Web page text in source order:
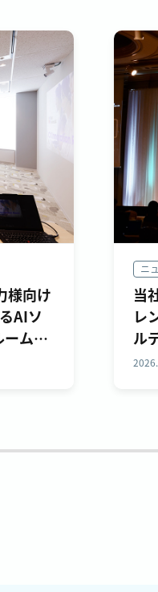
向け
ソ
を
ニュース
当社
レン
ルデ